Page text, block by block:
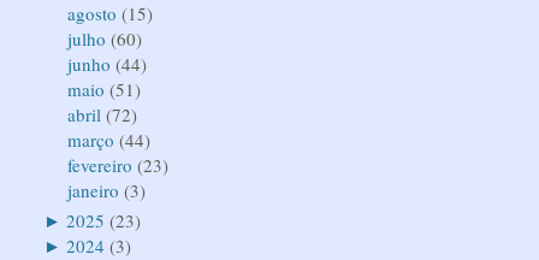
agosto (15)
julho (60)
junho (44)
maio (51)
abril (72)
março (44)
fevereiro (23)
janeiro (3)
► 2025 (23)
► 2024 (3)